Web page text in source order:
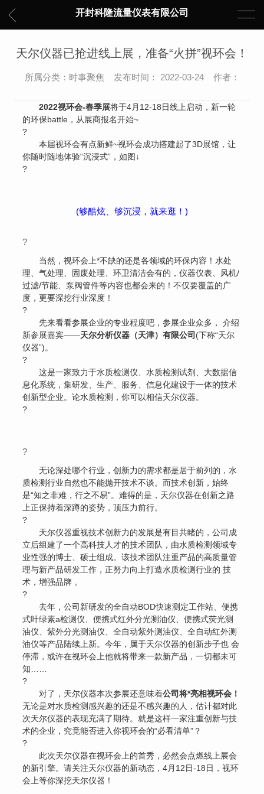
开封科隆流量仪表有限公司
天尔仪器已抢进线上展，准备“火拼”视环会！
所属分类：时事聚焦 发布时间： 2022-03-24 作者：
2022视环会-春季展将于4月12-18日线上启动，新一轮
的环保battle，从展商报名开始~
?
本届视环会有点新鲜~视环会成功搭建起了3D展馆，让
你随时随地体验“沉浸式”，如图↓
?
(够酷炫、够沉浸，就来逛！)
?
当然，视环会上*不缺的还是各领域的环保内容！水处
理、气处理、固废处理、环卫清洁会有的，仪器仪表、风机/
过滤/节能、泵阀管件等内容也都会来的！不仅要覆盖的广
度，更要深挖行业深度！
?
先来看看参展企业的专业程度吧，参展企业众多， 介绍
新参展嘉宾——天尔分析仪器（天津）有限公司 (下称“天尔
仪器”)。
?
这是一家致力于水质检测仪、水质检测试剂、大数据信
息化系统，集研发、生产、服务、信息化建设于一体的技术
创新型企业。论水质检测，你可以相信天尔仪器。
?
?
无论深处哪个行业，创新力的需求都是居于前列的，水
质检测行业自然也不能抛开技术不谈。而技术创新，始终
是“知之非难，行之不易”。难得的是，天尔仪器在创新之路
上正保持着深蹲的姿势，顶压力前行。
?
天尔仪器重视技术创新力的发展是有目共睹的，公司成
立后组建了一个高科技人才的技术团队，由水质检测领域专
业性强的博士、硕士组成。该技术团队注重产品的高质量管
理与新产品研发工作，正努力向上打造水质检测行业的 技
术，增强品牌 。
?
去年，公司新研发的全自动BOD快速测定工作站、便携
式叶绿素a检测仪、便携式红外分光测油仪、便携式荧光测
油仪、紫外分光测油仪、全自动紫外测油仪、全自动红外测
油仪等产品陆续上新。今年，属于天尔仪器的创新步子也 会
停滞，或许在视环会上他就将带来一款新产品，一切都未可
知……
?
对了，天尔仪器本次参展还意味着公司将*亮相视环会！
无论是对水质检测感兴趣的还是不感兴趣的人，估计都对此
次天尔仪器的表现充满了期待。就是这样一家注重创新与技
术的企业，究竟能否进入你视环会的“必看清单”？
?
此次天尔仪器在视环会上的首秀，必然会点燃线上展会
的新引擎。请关注天尔仪器的新动态，4月12日-18日，视环
会上等你深挖天尔仪器！